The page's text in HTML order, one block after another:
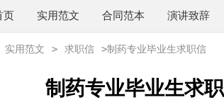
页 实用范文 合同范本 演讲致辞
实用范文 > 求职信 >制药专业毕业生求职信
制药专业毕业生求